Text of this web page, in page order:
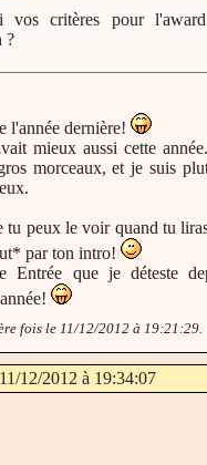
vos critères pour
?
l'année dernière!
mieux aussi cette
morceaux, et je suis
tu peux le voir quand tu
par ton intro!
Entrée que je déteste
fois le 11/12/2012 à 19:21:29.
12/2012 à 19:34:07